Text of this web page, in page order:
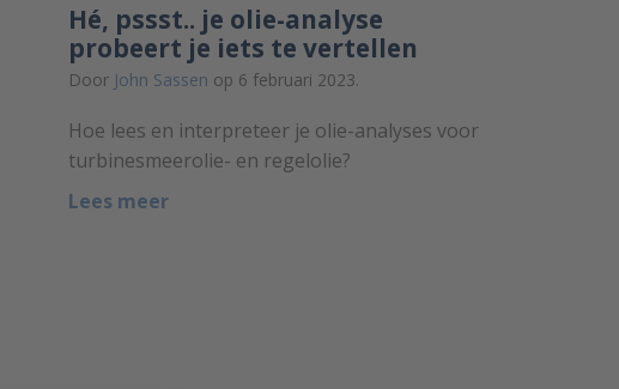
Hé, pssst.. je olie-analyse
probeert je iets te vertellen
Door John Sassen op 6 februari 2023.
Hoe lees en interpreteer je olie-analyses voor
turbinesmeerolie- en regelolie?
Lees meer